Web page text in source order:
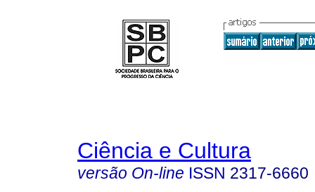
Ciência e Cultura
versão On-line ISSN 2317-6660